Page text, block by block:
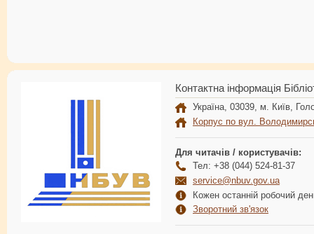
Контактна інформація
Україна, 03039, м. Київ,
Корпус по вул.
Для читачів / користувачів:
Тел: +38 (044) 524-81-37
service@nbuv.gov.ua
Кожен останній робочий
Зворотний зв'язок